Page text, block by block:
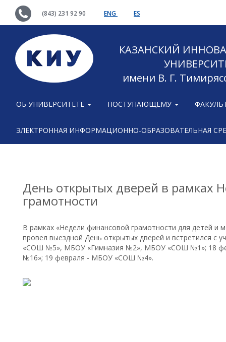
(843) 231 92 90 ENG ES
КАЗАНСКИЙ
имени В. Г.
ОБ УНИВЕРСИТЕТЕ ПОСТУПАЮЩЕМУ
ЭЛЕКТРОННАЯ ИНФОРМАЦИОННО-ОБРАЗОВАТЕЛЬНАЯ
День открытых дверей в рамках
грамотности
В рамках «Недели финансовой грамотности для детей
провел выездной День открытых дверей и встретился
«СОШ №5», МБОУ «Гимназия №2», МБОУ «СОШ №1»; 18
№16»; 19 февраля - МБОУ «СОШ №4».